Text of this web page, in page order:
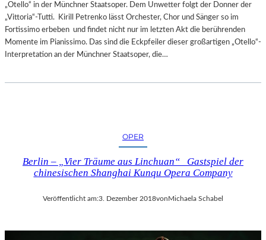
„Otello“ in der Münchner Staatsoper. Dem Unwetter folgt der Donner der
„Vittoria“-Tutti. Kirill Petrenko lässt Orchester, Chor und Sänger so im
Fortissimo erbeben und findet nicht nur im letzten Akt die berührenden
Momente im Pianissimo. Das sind die Eckpfeiler dieser großartigen „Otello“-
Interpretation an der Münchner Staatsoper, die…
OPER
Berlin – „Vier Träume aus Linchuan“ Gastspiel der
chinesischen Shanghai Kunqu Opera Company
Veröffentlicht am:3. Dezember 2018von Michaela Schabel